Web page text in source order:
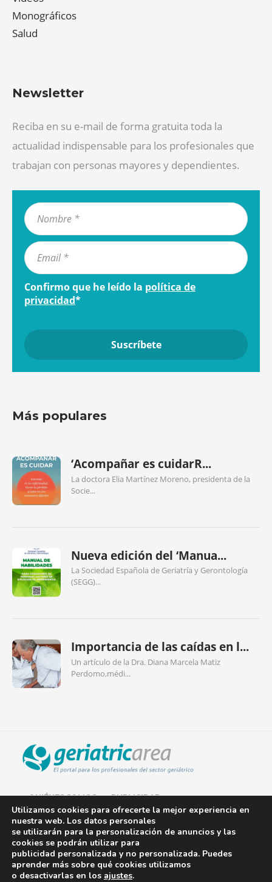
Monográficos
Salud
Newsletter
Reciba en su e-mail de forma gratuita toda la
actualidad indispensable para los profesionales que
trabajan con personas mayores y dependientes.
Confirmo que he leído la política de
privacidad*
Más populares
‘Acompañar es cuidarR...
La doctora Elia Martínez Moreno, presidenta de la
Socie...
Nueva edición del ‘Manua...
La Sociedad Española de Geriatría y Gerontología
(SEGG)...
Importancia de las caídas en l...
Un artículo de la Dra. Diana Marcela Matiz
Perdomo,médi...
QUIÉNES SOMOS PUBLICIDAD
AVISO LEGAL
POLÍTICA DE COOKIES
POLÍTICA DE PRIVACIDAD
Utilizamos cookies para ofrecerte la mejor experiencia en
nuestra web. Los datos personales
se utilizarán para la personalización de anuncios y las
cookies se podrán utilizar para
publicidad personalizada y no personalizada. Puedes
aprender más sobre qué cookies utilizamos
o desactivarlas en los ajustes.